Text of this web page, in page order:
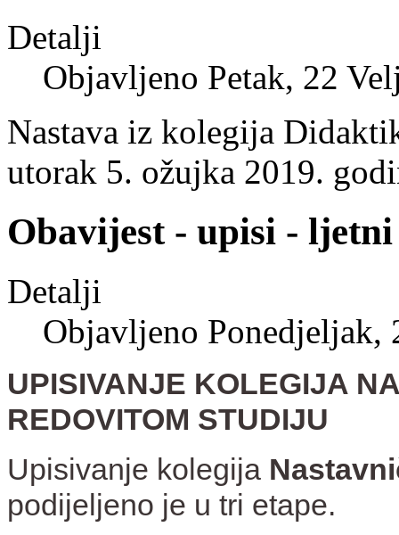
Detalji
Objavljeno Petak, 22
Nastava iz kolegija
utorak 5. ožujka 2019.
Obavijest - upisi - ljetni
Detalji
Objavljeno Ponedjeljak,
UPISIVANJE KOLEGIJA
REDOVITOM STUDIJU
Upisivanje kolegija
podijeljeno je u tri etape.